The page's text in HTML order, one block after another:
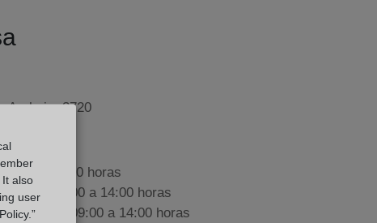
A - bajo, 3720
a 17:00 horas
de 09:00 a 14:00 horas
de 09:00 a 14:00 horas
also
user